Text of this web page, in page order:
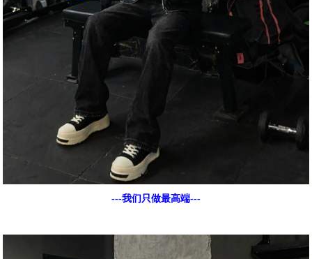
---我们只做最高端---